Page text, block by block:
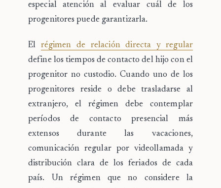
especial atención al evaluar cuál de los
progenitores puede garantizarla.
El régimen de relación directa y regular
define los tiempos de contacto del hijo con el
progenitor no custodio. Cuando uno de los
progenitores reside o debe trasladarse al
extranjero, el régimen debe contemplar
períodos de contacto presencial más
extensos durante las vacaciones,
comunicación regular por videollamada y
distribución clara de los feriados de cada
país. Un régimen que no considere la